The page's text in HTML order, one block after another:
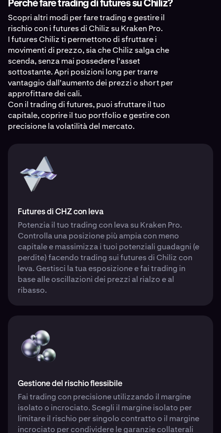
Perché fare trading di futures su Chiliz?
Scopri altri modi per fare trading e gestire il
rischio con i futures di Chiliz su Kraken Pro.
I futures Chiliz ti permettono di sfruttare i
movimenti di prezzo, sia che Chiliz salga che
scenda, senza mai possedere l'asset
sottostante. Apri posizioni long per trarre
vantaggio dall'aumento dei prezzi o short per
approfittare dei cali.
Con il trading di futures, puoi sfruttare il tuo
capitale, coprire il tuo portfolio e gestire con
precisione la volatilità del mercato.
Futures di CHZ con leva
Potenzia il tuo trading con leva su Kraken Pro.
Controlla una posizione più ampia con meno
capitale e massimizza i tuoi potenziali guadagni (e
perdite) facendo trading sui futures di Chiliz con
leva. Gestisci la tua esposizione e fai trading in
base alle oscillazioni dei prezzi al rialzo e al
ribasso.
Gestione del rischio flessibile
Fai trading con precisione utilizzando il margine
isolato o incrociato. Scegli il margine isolato per
limitare il rischio per singolo contratto o il margine
incrociato per condividere le garanzie collaterali